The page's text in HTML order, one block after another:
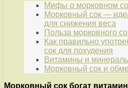
Мифы о морковном
Морковный сок —
для снижения веса
Польза морковного
Как правильно
сок для похудения
Витамины и
Морковный сок и
Морковный сок богат